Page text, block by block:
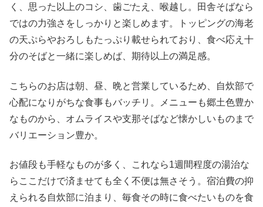
く、思った以上のコシ、歯ごたえ、喉越し。田舎そばなら
ではの力強さをしっかりと楽しめます。トッピングの海老
の天ぷらやおろしもたっぷり載せられており、食べ応え十
分のそばと一緒に楽しめば、期待以上の満足感。
こちらのお店は朝、昼、晩と営業しているため、自炊部で
心配になりがちな食事もバッチリ。メニューも郷土色豊か
なものから、オムライスや支那そばなど懐かしいものまで
バリエーション豊か。
お値段も手軽なものが多く、これなら1週間程度の湯治な
らここだけで済ませても全く不便は無さそう。宿泊費の抑
えられる自炊部に泊まり、毎食その時に食べたいものを食